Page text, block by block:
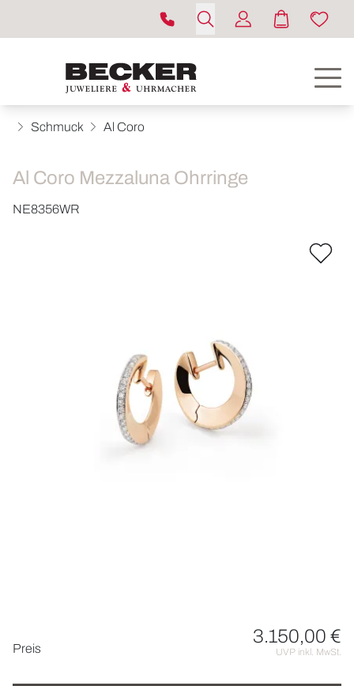
ROLEX
UHREN
SCHMUCK
Schmuck Al Coro
Al Coro Mezzaluna Ohrringe
NE8356WR
Preis
3.150,00 €
UVP inkl. MwSt.